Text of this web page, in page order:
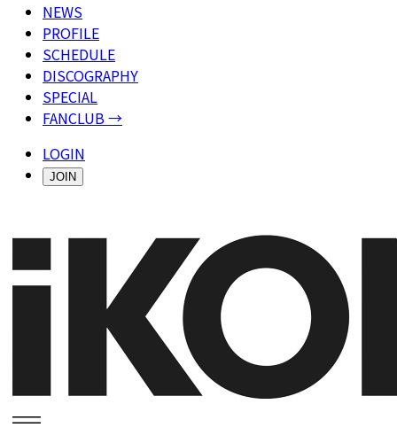
NEWS
PROFILE
SCHEDULE
DISCOGRAPHY
SPECIAL
FANCLUB →
LOGIN
JOIN